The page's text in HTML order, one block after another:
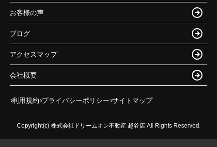
お客様の声
ブログ
アクセスマップ
会社概要
利用規約 プライバシーポリシー サイトマップ
Copyright(c) 株式会社ドリームオン不動産 越谷店 All Rights Reserved.